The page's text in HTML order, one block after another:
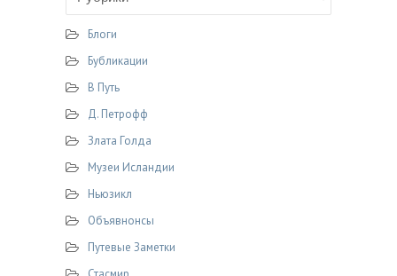
Блоги
Бубликации
В Путь
Д. Петрофф
Злата Голда
Музеи Исландии
Ньюзикл
Объявнонсы
Путевые Заметки